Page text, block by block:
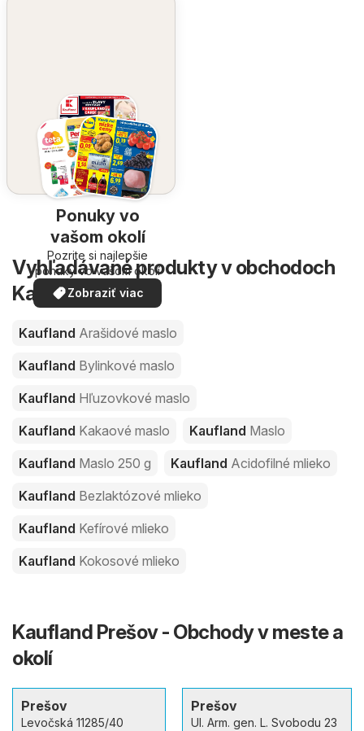
Ponuky vo
vašom okolí
Pozrite si najlepšie
ponuky vo vašom okolí
Zobraziť viac
Vyhľadávané produkty v obchodoch
Kaufland
Kaufland Arašidové maslo
Kaufland Bylinkové maslo
Kaufland Hľuzovkové maslo
Kaufland Kakaové maslo Kaufland Maslo
Kaufland Maslo 250 g Kaufland Acidofilné mlieko
Kaufland Bezlaktózové mlieko
Kaufland Kefírové mlieko
Kaufland Kokosové mlieko
Kaufland Prešov - Obchody v meste a
okolí
Prešov
Levočská 11285/40
Prešov
Ul. Arm. gen. L. Svobodu 23